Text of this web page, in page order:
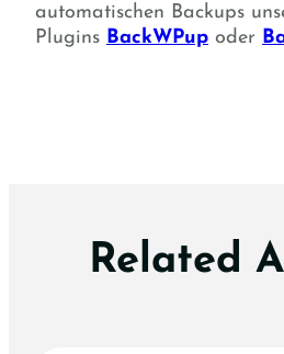
automatischen Backups
Plugins BackWPup oder
Related